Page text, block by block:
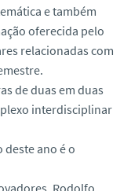
e também
oferecida pelo
relacionadas com
de duas em duas
interdisciplinar
ano é o
Rodolfo